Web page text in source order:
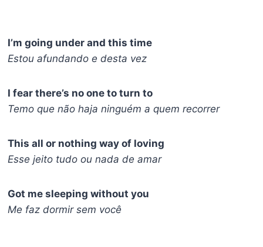
I’m going under and this time
Estou afundando e desta vez
I fear there’s no one to turn to
Temo que não haja ninguém a quem recorrer
This all or nothing way of loving
Esse jeito tudo ou nada de amar
Got me sleeping without you
Me faz dormir sem você